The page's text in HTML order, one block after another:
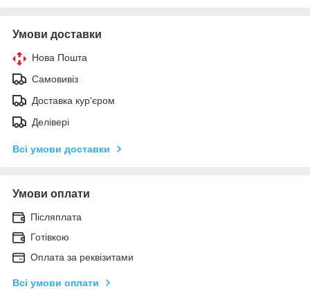
Умови доставки
Нова Пошта
Самовивіз
Доставка кур'єром
Делівері
Всі умови доставки
Умови оплати
Післяплата
Готівкою
Оплата за реквізитами
Всі умови оплати